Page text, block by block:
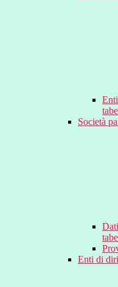
Società
Enti di